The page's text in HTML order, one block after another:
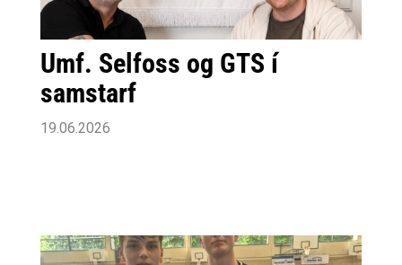
Umf. Selfoss og GTS í
samstarf
19.06.2026